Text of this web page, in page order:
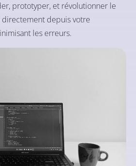
prototyper, et révolutionner le
depuis votre
les erreurs.